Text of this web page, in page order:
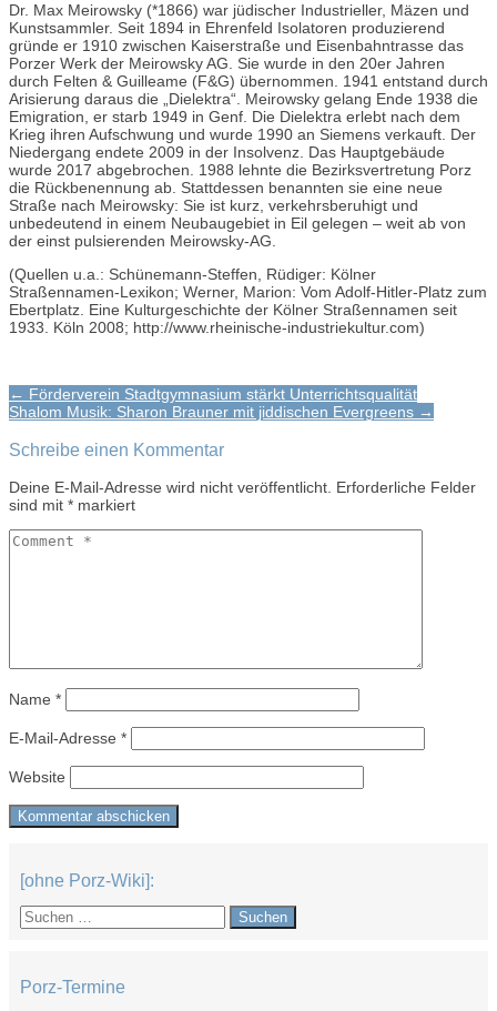
Dr. Max Meirowsky (*1866) war jüdischer Industrieller, Mäzen und
Kunstsammler. Seit 1894 in Ehrenfeld Isolatoren produzierend
gründe er 1910 zwischen Kaiserstraße und Eisenbahntrasse das
Porzer Werk der Meirowsky AG. Sie wurde in den 20er Jahren
durch Felten & Guilleame (F&G) übernommen. 1941 entstand durch
Arisierung daraus die „Dielektra“. Meirowsky gelang Ende 1938 die
Emigration, er starb 1949 in Genf. Die Dielektra erlebt nach dem
Krieg ihren Aufschwung und wurde 1990 an Siemens verkauft. Der
Niedergang endete 2009 in der Insolvenz. Das Hauptgebäude
wurde 2017 abgebrochen. 1988 lehnte die Bezirksvertretung Porz
die Rückbenennung ab. Stattdessen benannten sie eine neue
Straße nach Meirowsky: Sie ist kurz, verkehrsberuhigt und
unbedeutend in einem Neubaugebiet in Eil gelegen – weit ab von
der einst pulsierenden Meirowsky-AG.
(Quellen u.a.: Schünemann-Steffen, Rüdiger: Kölner
Straßennamen-Lexikon; Werner, Marion: Vom Adolf-Hitler-Platz zum
Ebertplatz. Eine Kulturgeschichte der Kölner Straßennamen seit
1933. Köln 2008; http://www.rheinische-industriekultur.com)
Post
navigation
← Förderverein Stadtgymnasium stärkt Unterrichtsqualität
Shalom Musik: Sharon Brauner mit jiddischen Evergreens →
Schreibe einen Kommentar
Deine E-Mail-Adresse wird nicht veröffentlicht. Erforderliche Felder
sind mit * markiert
Name *
E-Mail-Adresse *
Website
[ohne Porz-Wiki]:
Suchen
nach:
Porz-Termine